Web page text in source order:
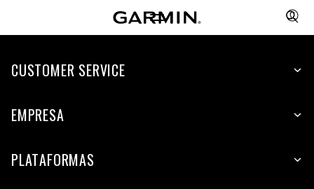
CUSTOMER SERVICE
EMPRESA
PLATAFORMAS